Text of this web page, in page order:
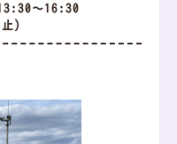
～16:30
）